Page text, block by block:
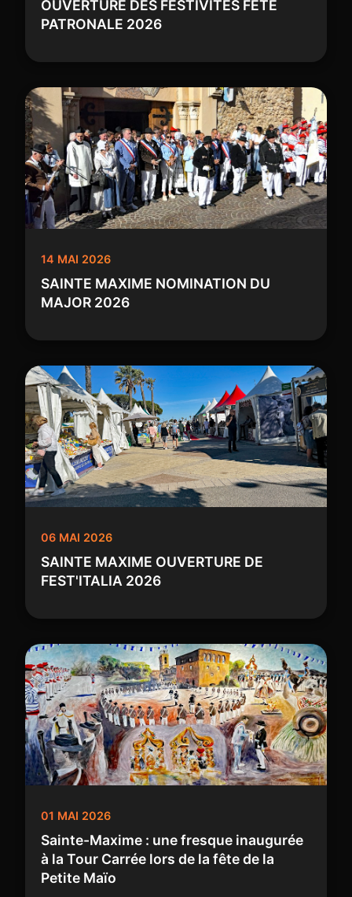
OUVERTURE DES FESTIVITES FETE
PATRONALE 2026
14 MAI 2026
SAINTE MAXIME NOMINATION DU
MAJOR 2026
06 MAI 2026
SAINTE MAXIME OUVERTURE DE
FEST'ITALIA 2026
01 MAI 2026
Sainte-Maxime : une fresque inaugurée
à la Tour Carrée lors de la fête de la
Petite Maïo